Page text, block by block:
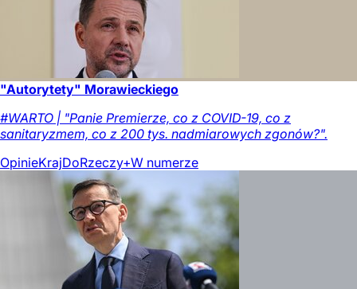
"Autorytety" Morawieckiego
#WARTO | "Panie Premierze, co z COVID-19, co z
sanitaryzmem, co z 200 tys. nadmiarowych zgonów?".
OpinieKrajDoRzeczy+W numerze